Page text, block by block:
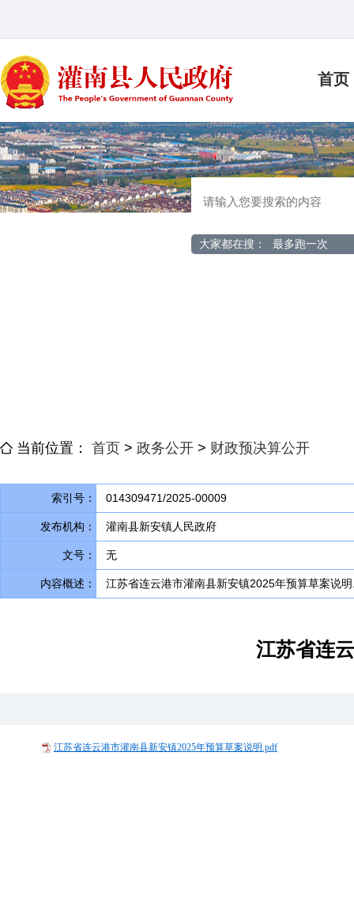
首页
大家都在搜： 最多跑一次
当前位置： 首页 > 政务公开 > 财政预决算公开
索引号： 014309471/2025-00009
发布机构： 灌南县新安镇人民政府
文号： 无
内容概述： 江苏省连云港市灌南县新安镇2025年预算草案说
江苏省连
江苏省连云港市灌南县新安镇2025年预算草案说明.pdf